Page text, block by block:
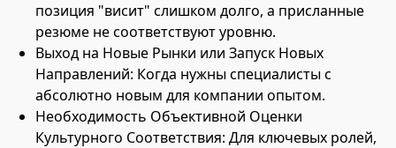
позиция "висит" слишком долго, а присланные
резюме не соответствуют уровню.
Выход на Новые Рынки или Запуск Новых
Направлений: Когда нужны специалисты с
абсолютно новым для компании опытом.
Необходимость Объективной Оценки
Культурного Соответствия: Для ключевых ролей,